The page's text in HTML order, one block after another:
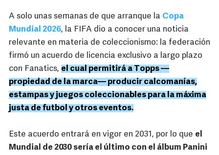
A solo unas semanas de que arranque la Copa
Mundial 2026, la FIFA dio a conocer una noticia
relevante en materia de coleccionismo: la federación
firmó un acuerdo de licencia exclusivo a largo plazo
con Fanatics, el cual permitirá a Topps —
propiedad de la marca— producir calcomanías,
estampas y juegos coleccionables para la máxima
justa de futbol y otros eventos.
Este acuerdo entrará en vigor en 2031, por lo que el
Mundial de 2030 sería el último con el álbum Panini